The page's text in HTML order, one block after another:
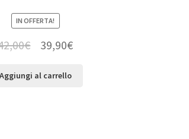
IN OFFERTA!
€ 39,90€
al carrello